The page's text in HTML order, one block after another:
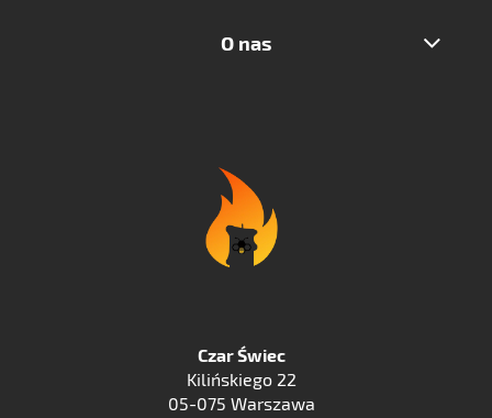
O nas
Czar Świec
Kilińskiego 22
05-075 Warszawa